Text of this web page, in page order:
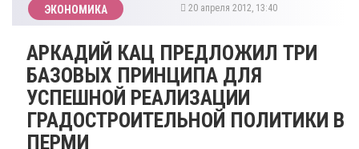
ЭКОНОМИКА 20 апреля 2012, 13:40
АРКАДИЙ КАЦ ПРЕДЛОЖИЛ ТРИ
БАЗОВЫХ ПРИНЦИПА ДЛЯ
УСПЕШНОЙ РЕАЛИЗАЦИИ
ГРАДОСТРОИТЕЛЬНОЙ ПОЛИТИКИ В
ПЕРМИ